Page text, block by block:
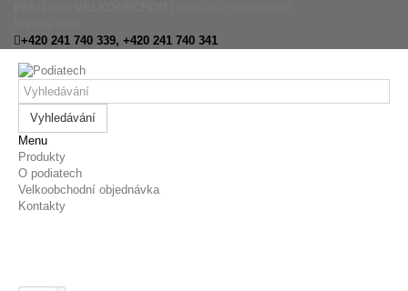
+420 241 740 339, +420 241 740 341
Vyhledávání
Menu
Produkty
O podiatech
Velkoobchodní objednávka
Kontakty